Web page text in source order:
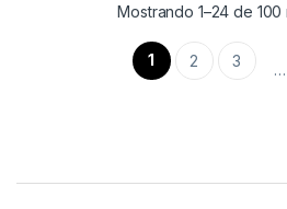
Mostrando 1–24 de
1 2 3 …